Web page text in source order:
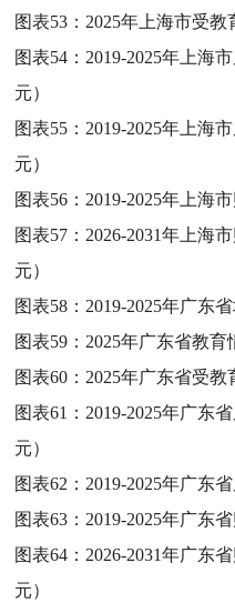
图表53： 2025年上海市受教
图表54： 2019-2025年上海
元）
图表55： 2019-2025年上海
元）
图表56： 2019-2025年上海
图表57： 2026-2031年上海
元）
图表58： 2019-2025年广东
图表59： 2025年广东省教育
图表60： 2025年广东省受教
图表61： 2019-2025年广东
元）
图表62： 2019-2025年广东
图表63： 2019-2025年广东
图表64： 2026-2031年广东
元）